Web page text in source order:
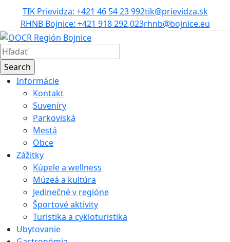
TIK Prievidza: +421 46 54 23 992tik@prievidza.sk
RHNB Bojnice: +421 918 292 023rhnb@bojnice.eu
Informácie
Kontakt
Suveníry
Parkoviská
Mestá
Obce
Zážitky
Kúpele a wellness
Múzeá a kultúra
Jedinečné v regióne
Športové aktivity
Turistika a cykloturistika
Ubytovanie